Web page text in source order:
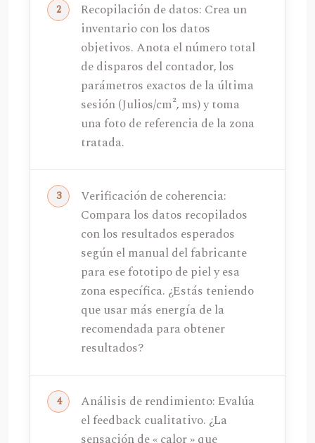
Recopilación de datos: Crea un
inventario con los datos
objetivos. Anota el número total
de disparos del contador, los
parámetros exactos de la última
sesión (Julios/cm², ms) y toma
una foto de referencia de la zona
tratada.
Verificación de coherencia:
Compara los datos recopilados
con los resultados esperados
según el manual del fabricante
para ese fototipo de piel y esa
zona específica. ¿Estás teniendo
que usar más energía de la
recomendada para obtener
resultados?
Análisis de rendimiento: Evalúa
el feedback cualitativo. ¿La